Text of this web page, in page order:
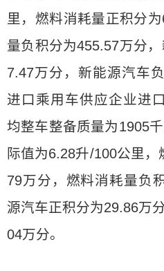
里，燃料消耗量正积分
量负积分为455.57万分
7.47万分，新能源汽车
进口乘用车供应企业进
均整车整备质量为1905
际值为6.28升/100公里
79万分，燃料消耗量负
源汽车正积分为29.86万
04万分。